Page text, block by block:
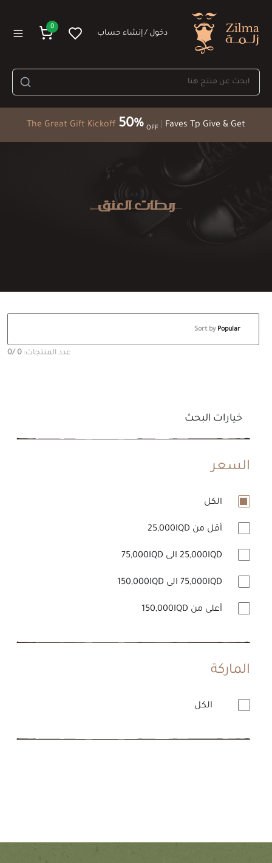
The Great Gift Kickoff 50% OFF Faves Tp Give & Get
دخول / إنشاء حساب
0
ربطات العنق
خيارات البحث
السعر
الكل
أقل من 25,000IQD
أعلى من 150,000IQD
الماركة
الكل
Sort by
عدد المنتجات: 0
/0